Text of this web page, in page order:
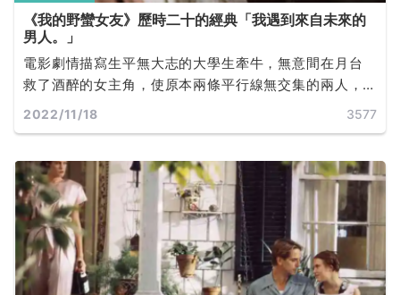
《我的野蠻女友》歷時二十的經典「我遇到來自未來的
男人。」
電影劇情描寫生平無大志的大學生牽牛，無意間在月台
救了酒醉的女主角，使原本兩條平行線無交集的兩人，
產生了連結。整天無所事事的牽牛，受到女主角個性的
藏心事。
2022/11/18 3577